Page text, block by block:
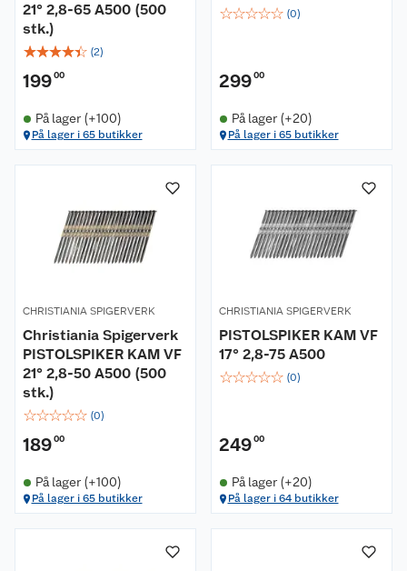
21° 2,8-65 A500 (500
stk.)
☆☆☆☆☆ (2)
19900
På lager (+100)
På lager i 65 butikker
☆☆☆☆☆ (0)
29900
På lager (+20)
På lager i 65 butikker
CHRISTIANIA SPIGERVERK
Christiania Spigerverk
PISTOLSPIKER KAM VF
21° 2,8-50 A500 (500
stk.)
☆☆☆☆☆ (0)
18900
På lager (+100)
På lager i 65 butikker
CHRISTIANIA SPIGERVERK
PISTOLSPIKER KAM VF
17° 2,8-75 A500
☆☆☆☆☆ (0)
24900
På lager (+20)
På lager i 64 butikker